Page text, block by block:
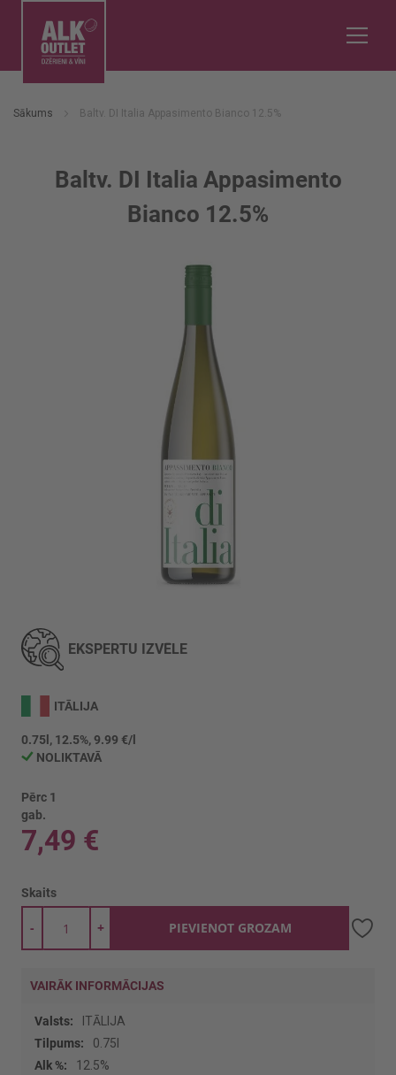
Sākums Baltv. DI Italia Appasimento Bianco 12.5%
Baltv. DI Italia Appasimento
Bianco 12.5%
uz
galerijas
sākumu
EKSPERTU IZVĒLE
ITĀLIJA
0.75l, 12.5%, 9.99 €/l
NOLIKTAVĀ
Pērc 1
gab.
7,49 €
Skaits
+
- PIEVIENOT GROZAM
VAIRĀK INFORMĀCIJAS
Vairāk
informācijas
ITĀLIJA
0.75l
12.5%